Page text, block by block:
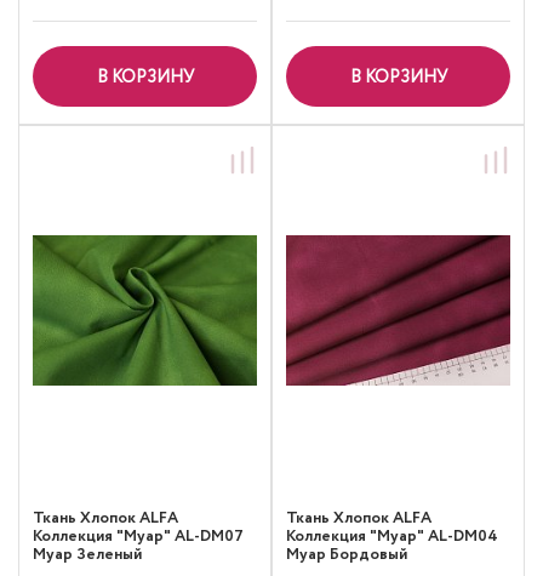
В КОРЗИНУ В КОРЗИНУ
Ткань Хлопок ALFA
Коллекция "Муар" AL-DM07
Муар Зеленый
Ткань Хлопок ALFA
Коллекция "Муар" AL-DM04
Муар Бордовый